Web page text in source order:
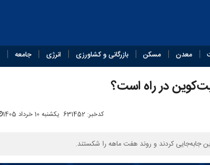
معدن مسکن بازرگانی و کشاورزی انرژی جامعه
در راه است؟
کدخبر: 631452 یکشنبه 10 خرداد 1405